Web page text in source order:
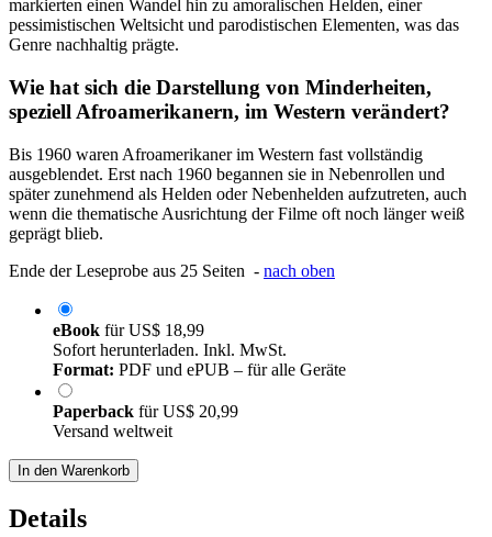
markierten einen Wandel hin zu amoralischen Helden, einer
pessimistischen Weltsicht und parodistischen Elementen, was das
Genre nachhaltig prägte.
Wie hat sich die Darstellung von Minderheiten,
speziell Afroamerikanern, im Western verändert?
Bis 1960 waren Afroamerikaner im Western fast vollständig
ausgeblendet. Erst nach 1960 begannen sie in Nebenrollen und
später zunehmend als Helden oder Nebenhelden aufzutreten, auch
wenn die thematische Ausrichtung der Filme oft noch länger weiß
geprägt blieb.
Ende der Leseprobe aus 25 Seiten - nach oben
eBook fürUS$ 18,99
Sofort herunterladen. Inkl. MwSt.
Format: PDF und ePUB – für alle Geräte
Paperback fürUS$ 20,99
Versand weltweit
In den Warenkorb
Details